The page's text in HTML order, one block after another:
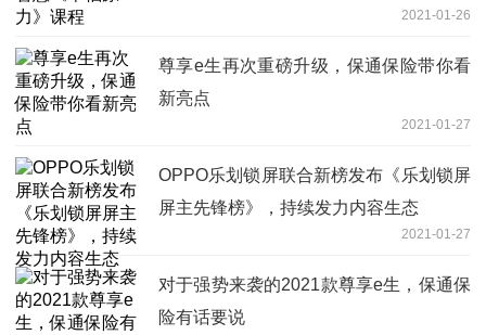
2021-01-26
尊享e生再次重磅升级，保通保险带你看
新亮点
2021-01-27
OPPO乐划锁屏联合新榜发布《乐划锁屏
屏主先锋榜》，持续发力内容生态
2021-01-27
对于强势来袭的2021款尊享e生，保通保
险有话要说